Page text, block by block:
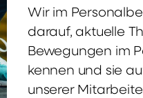
Wir im
darauf, aktuelle
Bewegungen im
kennen und sie
unserer